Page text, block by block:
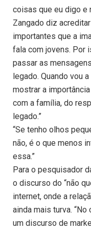
coisas que eu digo e
Zangado diz
importantes que a
fala com jovens. Por
passar as
legado. Quando vou
mostrar a
com a família, do
legado.”
“Se tenho olhos
não, é o que menos
essa.”
Para o pesquisador
o discurso do “não
internet, onde a
ainda mais turva.
um discurso de